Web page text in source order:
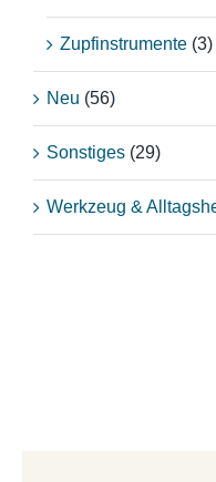
Zupfinstrumente (3)
Neu (56)
Sonstiges (29)
Werkzeug &